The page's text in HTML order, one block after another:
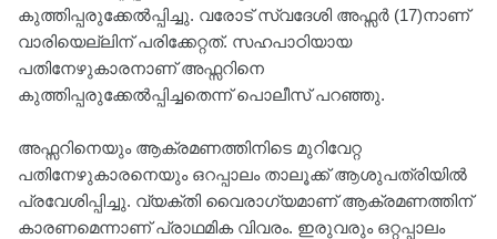
കുത്തിപ്പരുക്കേൽപ്പിച്ചു. വരോട് സ്വദേശി അഫ്സർ (17)നാണ്
വാരിയെല്ലിന് പരിക്കേറ്റത്. സഹപാഠിയായ
പതിനേഴുകാരനാണ് അഫ്സറിനെ
കുത്തിപ്പരുക്കേൽപ്പിച്ചതെന്ന് പൊലീസ് പറഞ്ഞു.
അഫ്സറിനെയും ആക്രമണത്തിനിടെ മുറിവേറ്റ
പതിനേഴുകാരനെയും ഒറപ്പാലം താലൂക്ക് ആശുപത്രിയിൽ
പ്രവേശിപ്പിച്ചു. വ്യക്തി വൈരാഗ്യമാണ് ആക്രമണത്തിന്
കാരണമെന്നാണ് പ്രാഥമിക വിവരം. ഇരുവരും ഒറ്റപ്പാലം